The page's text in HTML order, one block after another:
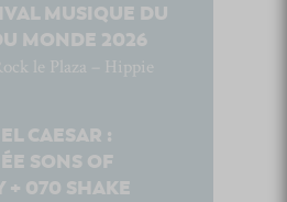
MUSIQUE DU
MONDE 2026
le Plaza – Hippie
CAESAR :
SONS OF
+ 070 SHAKE